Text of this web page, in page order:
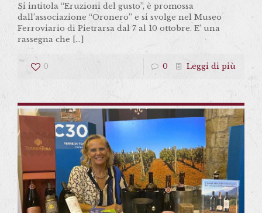
Si intitola “Eruzioni del gusto”, è promossa
dall’associazione “Oronero” e si svolge nel Museo
Ferroviario di Pietrarsa dal 7 al 10 ottobre. E’ una
rassegna che […]
0 0 Leggi di più